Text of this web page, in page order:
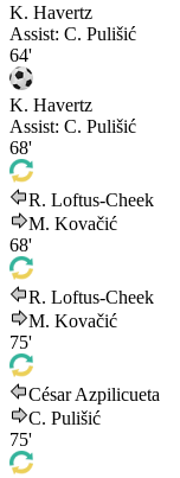
K. Havertz
Assist: C. Pulišić
64'
K. Havertz
Assist: C. Pulišić
68'
R. Loftus-Cheek
M. Kovačić
68'
R. Loftus-Cheek
M. Kovačić
75'
César Azpilicueta
C. Pulišić
75'